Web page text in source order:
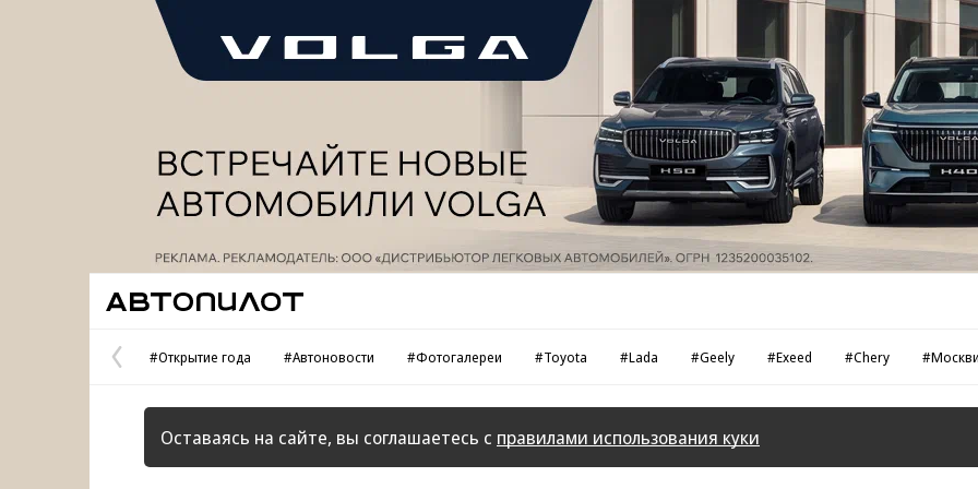
Предыдущая
страница
#Открытие года #Автоновости #Фотогалереи #Toyota #Lada #Geely #Exeed #Chery
Оставаясь на сайте, вы соглашаетесь с правилами использования куки